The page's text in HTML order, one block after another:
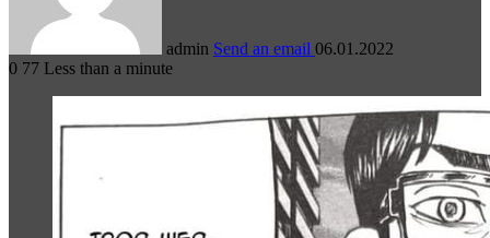
admin Send an email 06.01.2022
0 77 Less than a minute